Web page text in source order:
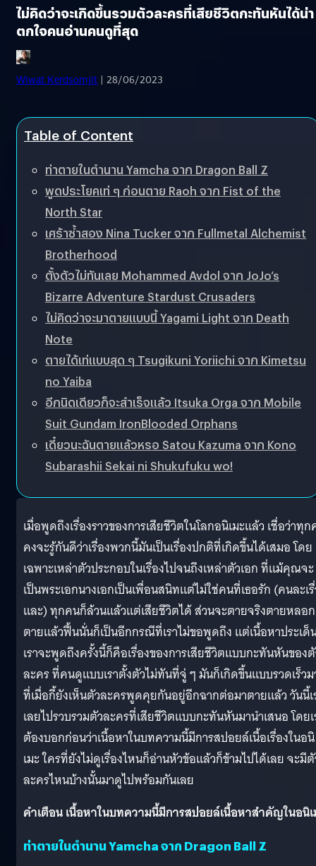
ไม่คิดว่าจะเกิดขึ้นรวมตัวละครที่เสียชีวิตกะทันหันได้น่า
ตกใจคนอ่านคนดูที่สุด
Wiwat Kerdsomjit | 28/06/2023
Table of Content
ท่าตายในตำนาน Yamcha จาก Dragon Ball Z
พูดประโยคเท่ ๆ ก่อนตาย Raoh จาก Fist of the
North Star
เศร้าซ้ำสอง Nina Tucker จาก Fullmetal Alchemist
Brotherhood
ตั้งตัวไม่ทันเลย Mohammed Avdol จาก JoJo’s
Bizarre Adventure Stardust Crusaders
ไม่คิดว่าจะมาตายแบบนี้ Yagami Light จาก Death
Note
ตายได้เท่แบบสุด ๆ Tsugikuni Yoriichi จาก Kimetsu
no Yaiba
อีกนิดเดียวก็จะสำเร็จแล้ว Itsuka Orga จาก Mobile
Suit Gundam IronBlooded Orphans
เดี๋ยวนะฉันตายแล้วหรอ Satou Kazuma จาก Kono
Subarashii Sekai ni Shukufuku wo!
เมื่อพูดถึงเรื่องราวของการเสียชีวิตในโลกอนิเมะแล้ว เชื่อว่าทุ
คงจะรู้กันดีว่าเรื่องพวกนี้มันเป็นเรื่องปกติที่เกิดขึ้นได้เสมอ โดย
เฉพาะเหล่าตัวประกอบในเรื่องไปจนถึงเหล่าตัวเอก ที่แม้คุณจะ
เป็นพระเอกนางเอกเป็นเพื่อนสนิทแต่ไม่ใช่คนที่เธอรัก (คนละเ
และ) ทุกคนก็ล้วนแล้วแต่เสียชีวิตได้ ส่วนจะตายจริงตายหลอก
ตายแล้วฟื้นนั่นก็เป็นอีกกรณีที่เราไม่ขอพูดถึง แต่เนื้อหาประเด็
เราจะพูดถึงครั้งนี้ก็คือเรื่องของการเสียชีวิตแบบกะทันหันของ
ละคร ที่คนดูแบบเราตั้งตัวไม่ทันที่จู่ ๆ มันก็เกิดขึ้นแบบรวดเร็ว
ที่เมื่อกี้ยังเห็นตัวละครพูดคุยกันอยู่อีกฉากต่อมาตายแล้ว วันนี้เ
เลยไปรวบรวมตัวละครที่เสียชีวิตแบบกะทันหันมานำเสนอ โดย
ต้องบอกก่อนว่าเนื้อหาในบทความนี้มีการสปอยล์เนื้อเรื่องในอนิ
เมะ ใครที่ยังไม่ดูเรื่องไหนก็อ่านหัวข้อแล้วก็ข้ามไปได้เลย จะมี
ละครไหนบ้างนั้นมาดูไปพร้อมกันเลย
คำเตือน เนื้อหาในบทความนี้มีการสปอยล์เนื้อหาสำคัญในอนิ
ท่าตายในตำนาน Yamcha จาก Dragon Ball Z